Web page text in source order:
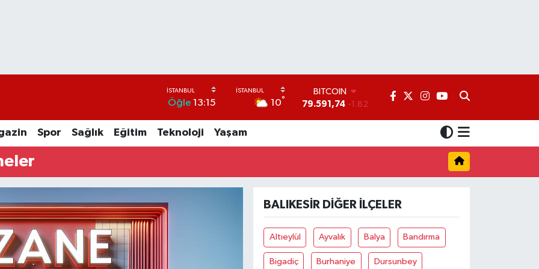
Öğle 13:15 10°
BITCOIN
79.591,74 -1.82
61,60380 0.18
6862,09000
0.19
BİST100
14.598,00
0
Spor Sağlık Eğitim Teknoloji Yaşam
BALIKESIR DIĞER İLÇELER
Altıeylül Ayvalık Balya Bandırma
Bigadiç Burhaniye Dursunbey